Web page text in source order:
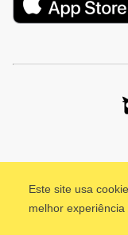
Este site usa
melhor